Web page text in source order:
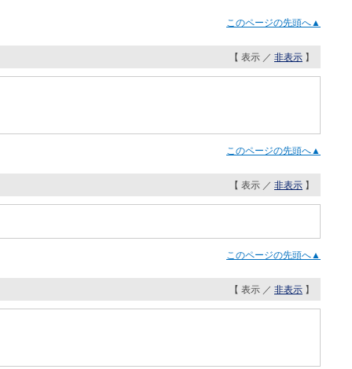
このページの先頭へ▲
【 表示 ／ 非表示 】
このページの先頭へ▲
【 表示 ／ 非表示 】
このページの先頭へ▲
【 表示 ／ 非表示 】